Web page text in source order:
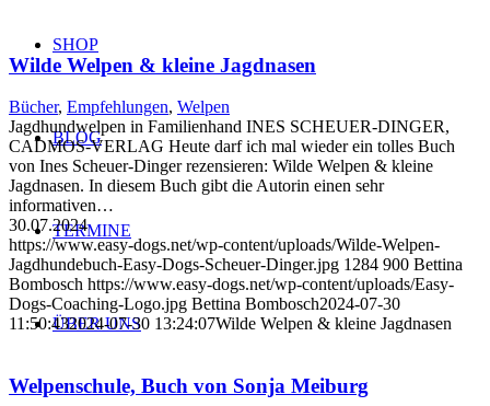
SHOP
BLOG
TERMINE
ÜBER UNS
Wilde Welpen & kleine Jagdnasen
Bücher, Empfehlungen, Welpen
Jagdhundwelpen in Familienhand INES SCHEUER-DINGER,
CADMOS-VERLAG Heute darf ich mal wieder ein tolles Buch
von Ines Scheuer-Dinger rezensieren: Wilde Welpen & kleine
Jagdnasen. In diesem Buch gibt die Autorin einen sehr
informativen…
30.07.2024
https://www.easy-dogs.net/wp-content/uploads/Wilde-Welpen-
Jagdhundebuch-Easy-Dogs-Scheuer-Dinger.jpg 1284 900 Bettina
Bombosch https://www.easy-dogs.net/wp-content/uploads/Easy-
Dogs-Coaching-Logo.jpg Bettina Bombosch2024-07-30
11:50:432024-07-30 13:24:07Wilde Welpen & kleine Jagdnasen
Welpenschule, Buch von Sonja Meiburg